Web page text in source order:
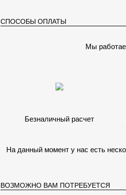
СПОСОБЫ ОПЛАТЫ
Мы
Безналичный расчет
На данный момент у нас есть
ВОЗМОЖНО ВАМ ПОТРЕБУЕТСЯ